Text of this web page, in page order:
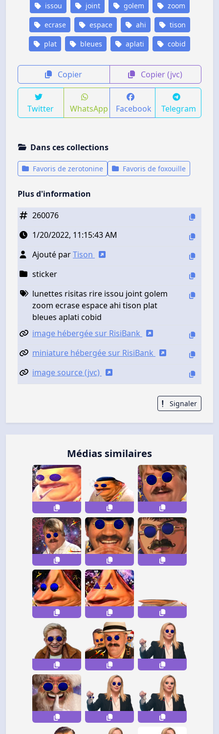
issou joint golem zoom
ecrase espace ahi tison
plat bleues aplati cobid
Copier Copier (jvc)
Twitter WhatsApp Facebook Telegram
Dans ces collections
Favoris de zerotonine Favoris de foxouille
Plus d'information
260076
1/20/2022, 11:15:43 AM
Ajouté parTison
sticker
lunettes risitas rire issou joint golem
zoom ecrase espace ahi tison plat
bleues aplati cobid
image hébergée sur RisiBank
miniature hébergée sur RisiBank
image source (jvc)
Signaler
Médias similaires